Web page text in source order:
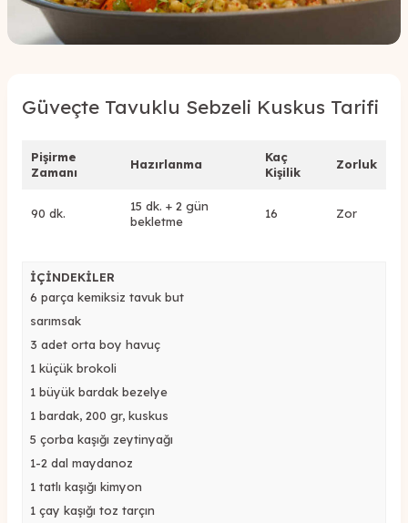
Güveçte Tavuklu Sebzeli Kuskus Tarifi
Pişirme
Zamanı
Hazırlanma
Kaç
Kişilik
Zorluk
90 dk.
15 dk. + 2 gün
bekletme
16 Zor
İÇİNDEKİLER
6 parça kemiksiz tavuk but
sarımsak
3 adet orta boy havuç
1 küçük brokoli
1 büyük bardak bezelye
1 bardak, 200 gr, kuskus
5 çorba kaşığı zeytinyağı
1-2 dal maydanoz
1 tatlı kaşığı kimyon
1 çay kaşığı toz tarçın